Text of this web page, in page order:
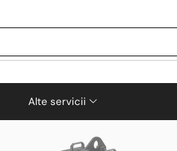
Alte servicii